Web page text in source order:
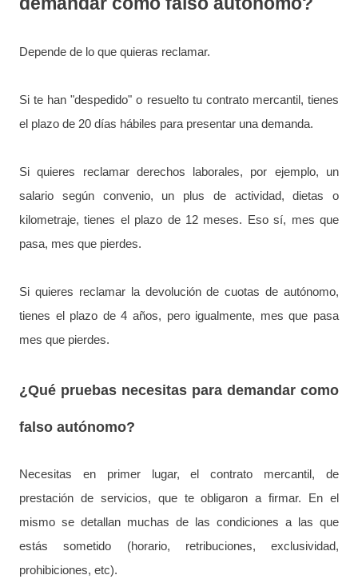
Depende de lo que quieras reclamar.
Si te han "despedido" o resuelto tu contrato mercantil, tienes
el plazo de 20 días hábiles para presentar una demanda.
Si quieres reclamar derechos laborales, por ejemplo, un
salario según convenio, un plus de actividad, dietas o
kilometraje, tienes el plazo de 12 meses. Eso sí, mes que
pasa, mes que pierdes.
Si quieres reclamar la devolución de cuotas de autónomo,
tienes el plazo de 4 años, pero igualmente, mes que pasa
mes que pierdes.
¿Qué pruebas necesitas para demandar como
falso autónomo?
Necesitas en primer lugar, el contrato mercantil, de
prestación de servicios, que te obligaron a firmar. En el
mismo se detallan muchas de las condiciones a las que
estás sometido (horario, retribuciones, exclusividad,
prohibiciones, etc).